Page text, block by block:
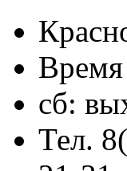
сб:
Тел.